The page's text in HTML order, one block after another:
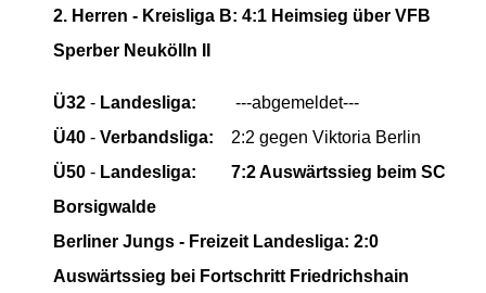
2. Herren - Kreisliga B: 4:1 Heimsieg über VFB
Sperber Neukölln II
Ü32 - Landesliga: ---abgemeldet---
Ü40 - Verbandsliga: 2:2 gegen Viktoria Berlin
Ü50 - Landesliga:
7:2 Auswärtssieg beim SC
Borsigwalde
Berliner Jungs - Freizeit Landesliga: 2:0
Auswärtssieg bei Fortschritt Friedrichshain